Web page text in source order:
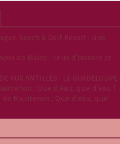
Beach & Golf Resort : une
de Malte : lieux d’histoire et
AUX ANTILLES : La GUADELOUPE
: Que d’eau, que d’eau !
de Maintenon : Que d’eau, que